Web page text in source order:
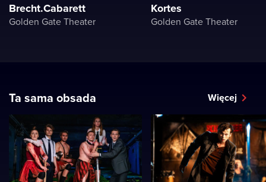
Brecht.Cabarett
Golden Gate Theater
Kortes
Golden Gate Theater
Ta sama obsada Więcej